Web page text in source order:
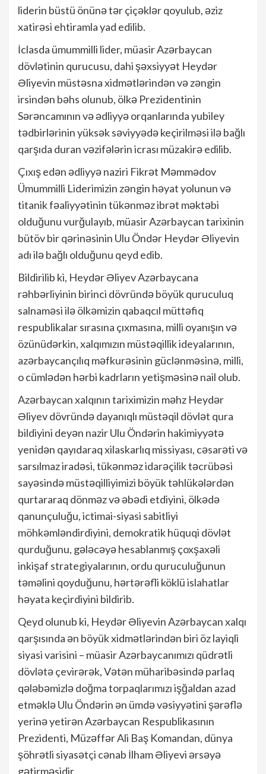
liderin büstü önünə tər çiçəklər qoyulub, əziz
xatirəsi ehtiramla yad edilib.
İclasda ümummilli lider, müasir Azərbaycan
dövlətinin qurucusu, dahi şəxsiyyət Heydər
Əliyevin müstəsna xidmətlərindən və zəngin
irsindən bəhs olunub, ölkə Prezidentinin
Sərəncamının və ədliyyə orqanlarında yubiley
tədbirlərinin yüksək səviyyədə keçirilməsi ilə bağlı
qarşıda duran vəzifələrin icrası müzakirə edilib.
Çıxış edən ədliyyə naziri Fikrət Məmmədov
Ümummilli Liderimizin zəngin həyat yolunun və
titanik fəaliyyətinin tükənməz ibrət məktəbi
olduğunu vurğulayıb, müasir Azərbaycan tarixinin
bütöv bir qərinəsinin Ulu Öndər Heydər Əliyevin
adı ilə bağlı olduğunu qeyd edib.
Bildirilib ki, Heydər Əliyev Azərbaycana
rəhbərliyinin birinci dövründə böyük quruculuq
salnaməsi ilə ölkəmizin qabaqcıl müttəfiq
respublikalar sırasına çıxmasına, milli oyanışın və
özünüdərkin, xalqımızın müstəqillik ideyalarının,
azərbaycançılıq məfkurəsinin güclənməsinə, milli,
o cümlədən hərbi kadrların yetişməsinə nail olub.
Azərbaycan xalqının tariximizin məhz Heydər
Əliyev dövründə dayanıqlı müstəqil dövlət qura
bildiyini deyən nazir Ulu Öndərin hakimiyyətə
yenidən qayıdaraq xilaskarlıq missiyası, cəsarəti və
sarsılmaz iradəsi, tükənməz idarəçilik təcrübəsi
sayəsində müstəqilliyimizi böyük təhlükələrdən
qurtararaq dönməz və əbədi etdiyini, ölkədə
qanunçuluğu, ictimai-siyasi sabitliyi
möhkəmləndirdiyini, demokratik hüquqi dövlət
qurduğunu, gələcəyə hesablanmış çoxşaxəli
inkişaf strategiyalarının, ordu quruculuğunun
təməlini qoyduğunu, hərtərəfli köklü islahatlar
həyata keçirdiyini bildirib.
Qeyd olunub ki, Heydər Əliyevin Azərbaycan xalqı
qarşısında ən böyük xidmətlərindən biri öz layiqli
siyasi varisini – müasir Azərbaycanımızı qüdrətli
dövlətə çevirərək, Vətən müharibəsində parlaq
qələbəmizlə doğma torpaqlarımızı işğaldan azad
etməklə Ulu Öndərin ən ümdə vəsiyyətini şərəflə
yerinə yetirən Azərbaycan Respublikasının
Prezidenti, Müzəffər Ali Baş Komandan, dünya
şöhrətli siyasətçi cənab İlham Əliyevi ərsəyə
gətirməsidir.